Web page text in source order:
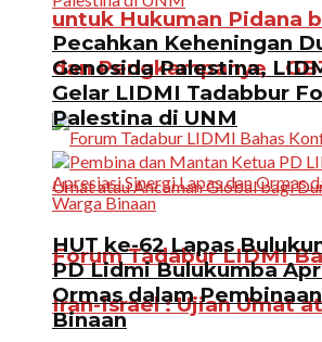
untuk Hukuman Pidana
dan Pengkampanye
Forum Tadabur LIDMI
Iran-Israel : Ujian Umat
Pecahkan Keheningan
Genosida Palestina,
Gelar LIDMI Tadabbur
Palestina di UNM
HUT ke-62 Lapas
PD Lidmi Bulukumba
Ormas dalam
Binaan